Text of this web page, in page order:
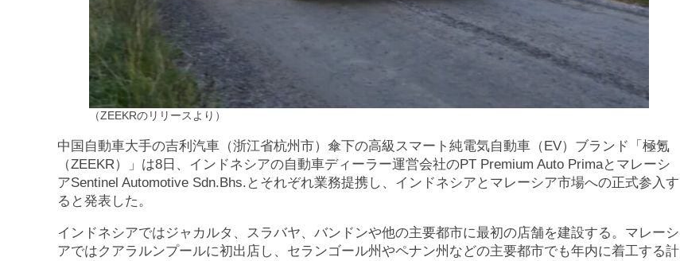
（ZEEKRのリリースより）
中国自動車大手の吉利汽車（浙江省杭州市）傘下の高級スマート純電気自動車（EV）ブランド「極氪
（ZEEKR）」は8日、インドネシアの自動車ディーラー運営会社のPT Premium Auto Primaとマレーシ
アSentinel Automotive Sdn.Bhs.とそれぞれ業務提携し、インドネシアとマレーシア市場への正式参入す
ると発表した。
インドネシアではジャカルタ、スラバヤ、バンドンや他の主要都市に最初の店舗を建設する。マレーシ
アではクアラルンプールに初出店し、セランゴール州やペナン州などの主要都市でも年内に着工する計